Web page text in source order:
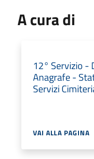
A cura di
12° Servizio -
Anagrafe -
Servizi
VAI ALLA PAGINA